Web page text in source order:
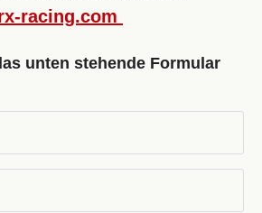
racing.com
unten stehende Formular